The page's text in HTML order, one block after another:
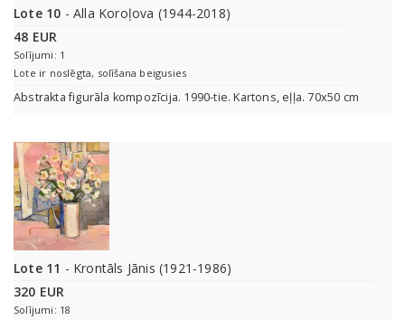
Lote 10 - Alla Koroļova (1944-2018)
48 EUR
Solījumi: 1
Lote ir noslēgta, solīšana beigusies
Abstrakta figurāla kompozīcija. 1990-tie. Kartons, eļļa. 70x50 cm
Lote 11 - Krontāls Jānis (1921-1986)
320 EUR
Solījumi: 18